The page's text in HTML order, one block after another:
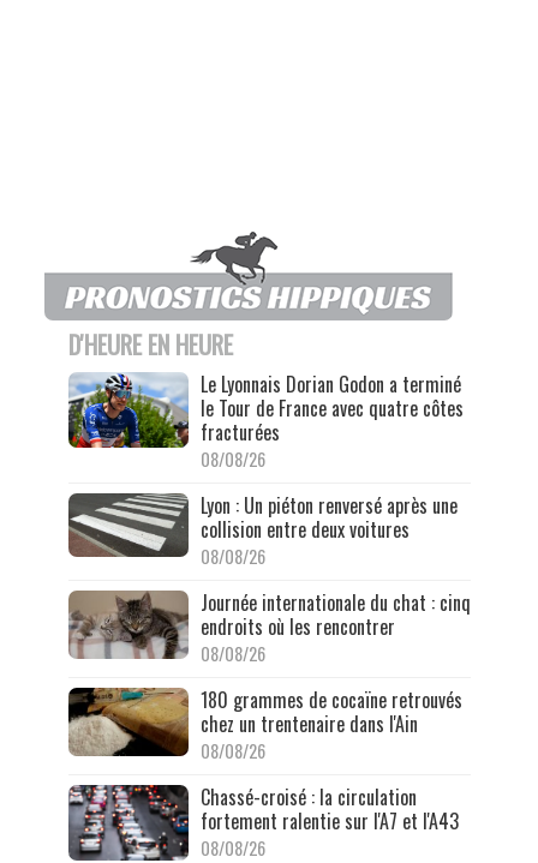
D'HEURE EN HEURE
Le Lyonnais Dorian Godon a terminé
le Tour de France avec quatre côtes
fracturées
08/08/26
Lyon : Un piéton renversé après une
collision entre deux voitures
08/08/26
Journée internationale du chat : cinq
endroits où les rencontrer
08/08/26
180 grammes de cocaïne retrouvés
chez un trentenaire dans l'Ain
08/08/26
Chassé-croisé : la circulation
fortement ralentie sur l'A7 et l'A43
08/08/26